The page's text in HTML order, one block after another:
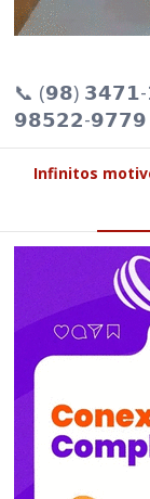
📞 (𝟵𝟴)
𝟵𝟴𝟱𝟮𝟮-𝟵𝟳𝟳𝟵
Infinitos